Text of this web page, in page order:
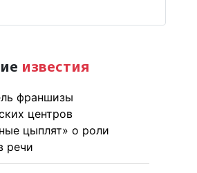
известия
франшизы
центров
цыплят» о роли
речи